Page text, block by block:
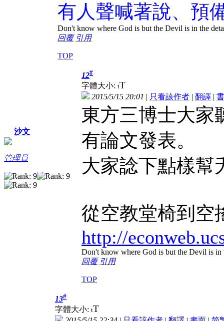
有人聲喊著說、預
Don't know where God is but the Devil is in the
回覆 引用
TOP
沙文
管理員
12#
字體大小: tT
2015/5/15 20:01 | 只看該作者 | 翻譯 |
東方三博士大家
有論文發表。
大家諗下點樣幫
從空教堂椅到空
http://
Don't know where God is but the Devil is in
回覆 引用
TOP
13#
字體大小: tT